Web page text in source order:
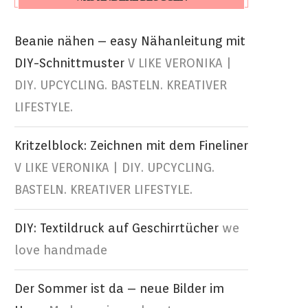
Beanie nähen – easy Nähanleitung mit
DIY-Schnittmuster V LIKE VERONIKA |
DIY. UPCYCLING. BASTELN. KREATIVER
LIFESTYLE.
Kritzelblock: Zeichnen mit dem Fineliner
V LIKE VERONIKA | DIY. UPCYCLING.
BASTELN. KREATIVER LIFESTYLE.
DIY: Textildruck auf Geschirrtücher we
love handmade
Der Sommer ist da – neue Bilder im